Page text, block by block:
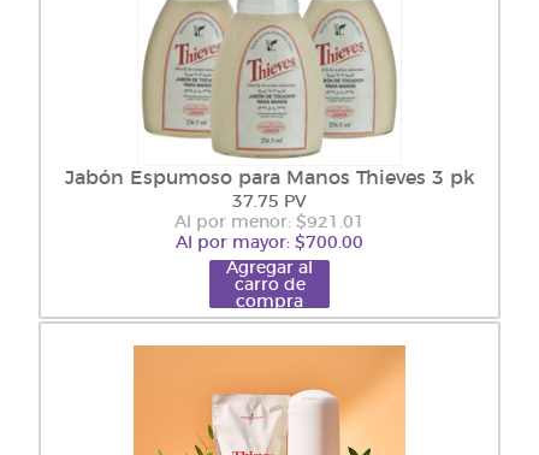
Jabón Espumoso para Manos Thieves 3 pk
37.75 PV
Al por menor: $921.01
Al por mayor: $700.00
Agregar al
carro de
compra